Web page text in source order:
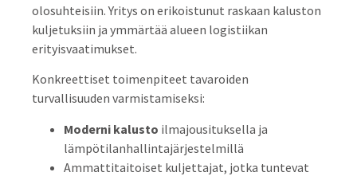
olosuhteisiin. Yritys on erikoistunut raskaan kaluston
kuljetuksiin ja ymmärtää alueen logistiikan
erityisvaatimukset.
Konkreettiset toimenpiteet tavaroiden
turvallisuuden varmistamiseksi:
Moderni kalusto ilmajousituksella ja
lämpötilanhallintajärjestelmillä
Ammattitaitoiset kuljettajat, jotka tuntevat